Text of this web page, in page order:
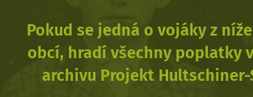
Pokud se jedná o vojáky z
obcí, hradí všechny poplatky
archivu Projekt